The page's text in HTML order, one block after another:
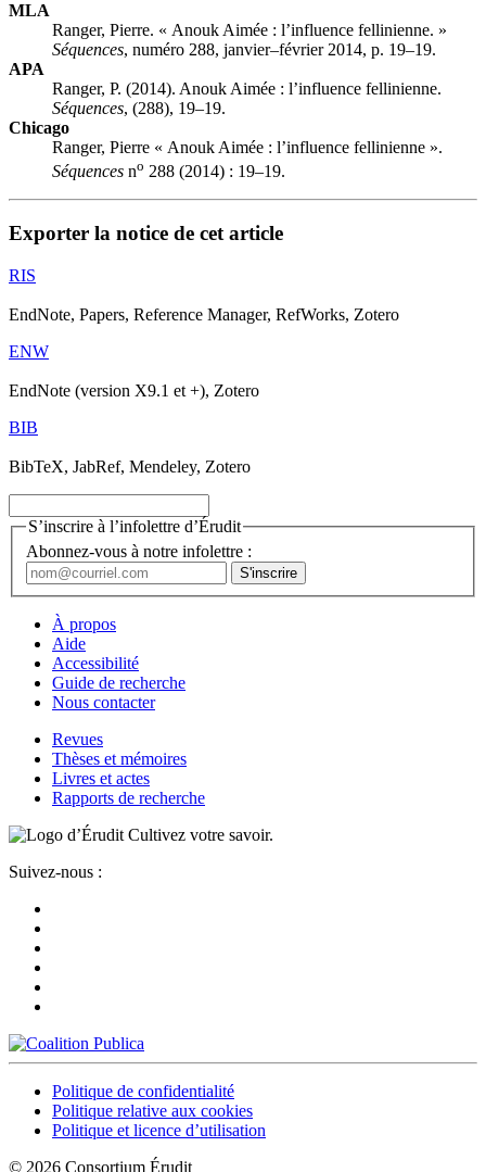
MLA
Ranger, Pierre. « Anouk Aimée : l’influence fellinienne. »
Séquences, numéro 288, janvier–février 2014, p. 19–19.
APA
Ranger, P. (2014). Anouk Aimée : l’influence fellinienne.
Séquences, (288), 19–19.
Chicago
Ranger, Pierre « Anouk Aimée : l’influence fellinienne ».
Séquences no 288 (2014) : 19–19.
Exporter la notice de cet article
RIS
EndNote, Papers, Reference Manager, RefWorks, Zotero
ENW
EndNote (version X9.1 et +), Zotero
BIB
BibTeX, JabRef, Mendeley, Zotero
S’inscrire à l’infolettre d’Érudit
Abonnez-vous à notre infolettre :
À propos
Aide
Accessibilité
Guide de recherche
Nous contacter
Revues
Thèses et mémoires
Livres et actes
Rapports de recherche
Cultivez votre savoir.
Suivez-nous :
Politique de confidentialité
Politique relative aux cookies
Politique et licence d’utilisation
© 2026 Consortium Érudit